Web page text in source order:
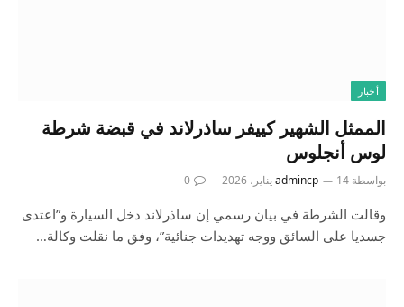
أخبار
الممثل الشهير كييفر ساذرلاند في قبضة شرطة
لوس أنجلوس
بواسطة admincp 14 يناير، 2026 0
وقالت الشرطة في بيان رسمي إن ساذرلاند دخل السيارة و”اعتدى
جسديا على السائق ووجه تهديدات جنائية”، وفق ما نقلت وكالة…